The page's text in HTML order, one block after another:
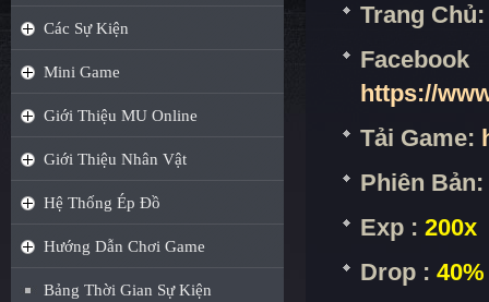
Các Sự Kiện
Mini Game
Giới Thiệu MU Online
Giới Thiệu Nhân Vật
Hệ Thống Ép Đồ
Hướng Dẫn Chơi Game
Bảng Thời Gian Sự Kiện
Trang
https://
Tải Game:
Phiên Bản:
Exp : 200x
Drop : 40%